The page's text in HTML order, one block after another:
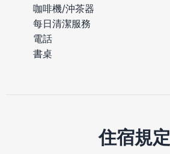
咖啡機/沖茶器
每日清潔服務
電話
書桌
住宿規定